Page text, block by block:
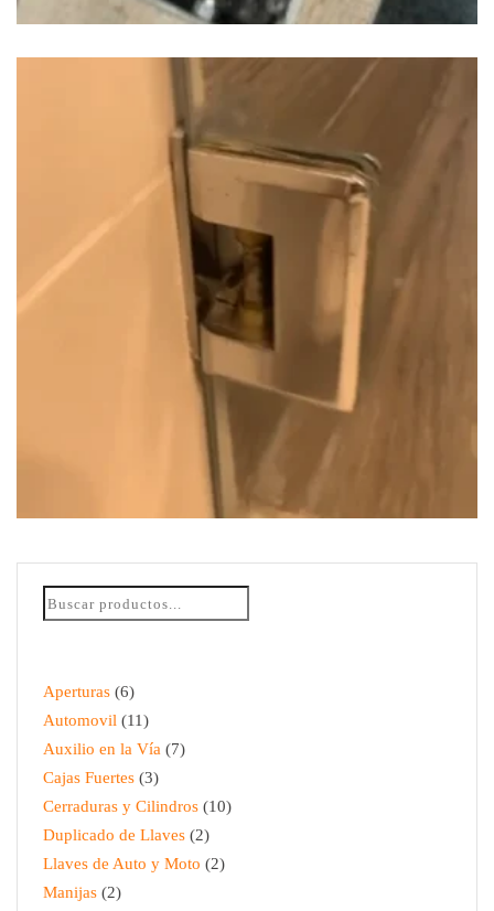
Aperturas 6
Automovil
11
Auxilio en la Vía
7
Cajas Fuertes 3
Cerraduras y Cilindros
10
Duplicado de Llaves 2
Llaves de Auto y Moto
2
Manijas 2